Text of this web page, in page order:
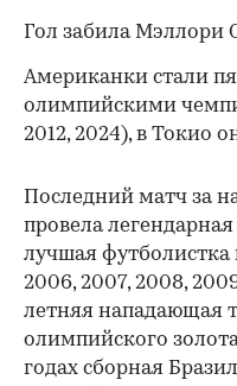
Гол забила Мэллори
Американки стали
олимпийскими
2012, 2024), в Токио
Последний матч за
провела
лучшая
2006, 2007, 2008,
летняя нападающая
олимпийского
годах сборная